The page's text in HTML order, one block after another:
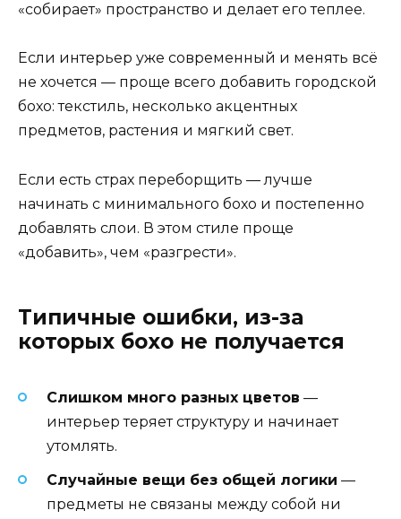
«собирает» пространство и делает его теплее.
Если интерьер уже современный и менять всё
не хочется — проще всего добавить городской
бохо: текстиль, несколько акцентных
предметов, растения и мягкий свет.
Если есть страх переборщить — лучше
начинать с минимального бохо и постепенно
добавлять слои. В этом стиле проще
«добавить», чем «разгрести».
Типичные ошибки, из-за
которых бохо не получается
Слишком много разных цветов —
интерьер теряет структуру и начинает
утомлять.
Случайные вещи без общей логики —
предметы не связаны между собой ни